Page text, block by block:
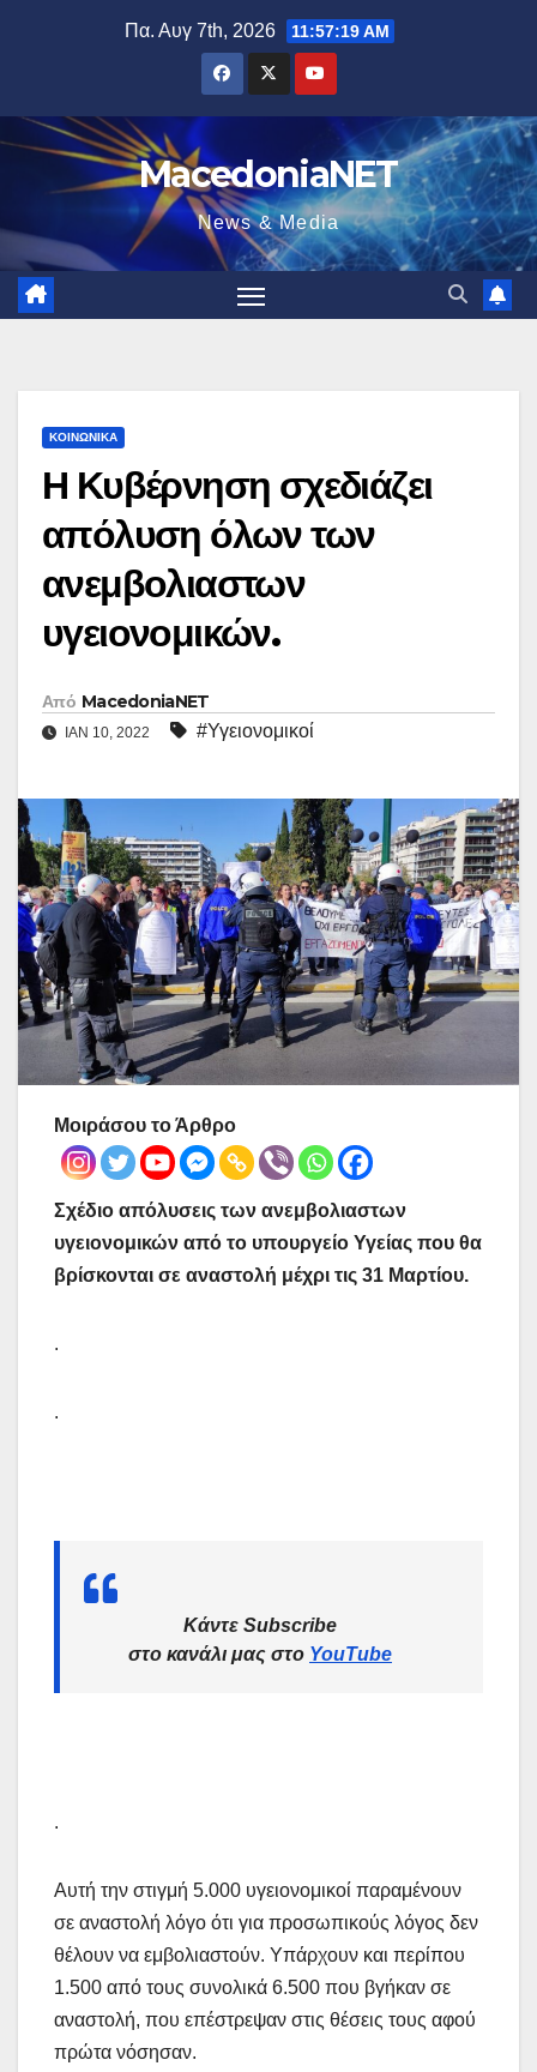
Πα. Αυγ 7th, 2026 11:57:20 AM
MacedoniaNET
News & Media
ΚΟΙΝΩΝΙΚΆ
Η Κυβέρνηση σχεδιάζει
απόλυση όλων των
ανεμβολιαστων
υγειονομικών.
Από MacedoniaNET
ΙΑΝ 10, 2022 #Υγειονομικοί
Μοιράσου το Άρθρο
Σχέδιο απόλυσεις των ανεμβολιαστων
υγειονομικών από το υπουργείο Υγείας που θα
βρίσκονται σε αναστολή μέχρι τις 31 Μαρτίου.
.
.
Κάντε Subscribe
στο κανάλι μας στο YouTube
.
Αυτή την στιγμή 5.000 υγειονομικοί παραμένουν
σε αναστολή λόγο ότι για προσωπικούς λόγος δεν
θέλουν να εμβολιαστούν. Υπάρχουν και περίπου
1.500 από τους συνολικά 6.500 που βγήκαν σε
αναστολή, που επέστρεψαν στις θέσεις τους αφού
πρώτα νόσησαν.